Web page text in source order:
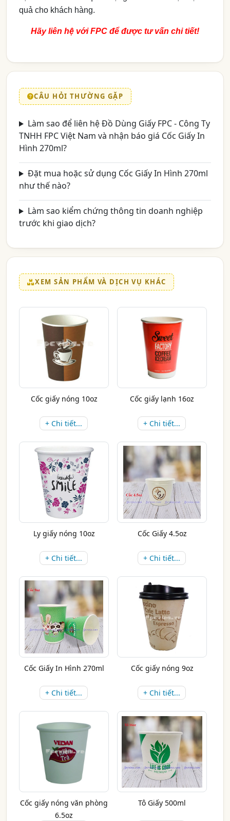
quả cho khách hàng.
Hãy liên hệ với FPC để được tư vấn chi tiết!
CÂU HỎI THƯỜNG GẶP
Làm sao để liên hệ Đồ Dùng Giấy FPC - Công Ty
TNHH FPC Việt Nam và nhận báo giá Cốc Giấy In
Hình 270ml?
Đặt mua hoặc sử dụng Cốc Giấy In Hình 270ml
như thế nào?
Làm sao kiểm chứng thông tin doanh nghiệp
trước khi giao dịch?
XEM SẢN PHẨM VÀ DỊCH VỤ KHÁC
Cốc giấy nóng 10oz
+ Chi tiết...
Cốc giấy lạnh 16oz
+ Chi tiết...
Ly giấy nóng 10oz
+ Chi tiết...
Cốc Giấy 4.5oz
+ Chi tiết...
Cốc Giấy In Hình 270ml
+ Chi tiết...
Cốc giấy nóng 9oz
+ Chi tiết...
Cốc giấy nóng văn phòng
6.5oz
Tô Giấy 500ml